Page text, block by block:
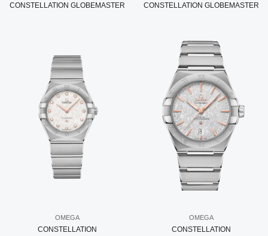
CONSTELLATION GLOBEMASTER CONSTELLATION GLOBEMASTER
OMEGA
CONSTELLATION
OMEGA
CONSTELLATION